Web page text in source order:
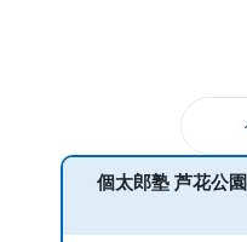
個太郎塾 芦花公